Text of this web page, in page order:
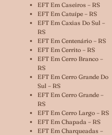
EFT Em Caseiros – RS
EFT Em Catuípe – RS
EFT Em Caxias Do Sul –
RS
EFT Em Centenário – RS
EFT Em Cerrito – RS
EFT Em Cerro Branco –
RS
EFT Em Cerro Grande Do
Sul – RS
EFT Em Cerro Grande –
RS
EFT Em Cerro Largo – RS
EFT Em Chapada – RS
EFT Em Charqueadas –